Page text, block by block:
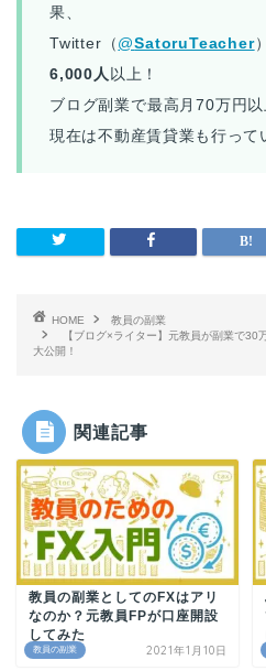
果、
Twitter（@SatoruTeacher
6,000人 以上！
ブログ副業で最高月70万円以
現在は不動産賃貸業も行って
HOME
教員の副業
【ブログ×ライター】元教員が副業で
大公開！
関連記事
教員の副業
教員の副業としてのFXはアリ
なのか？元教員FPが口座開設
してみた
2021年1月10日